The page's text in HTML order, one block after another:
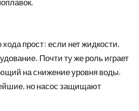
хода прост: если нет жидкости,
Почти ту же роль играет
на снижение уровня воды.
но насос защищают